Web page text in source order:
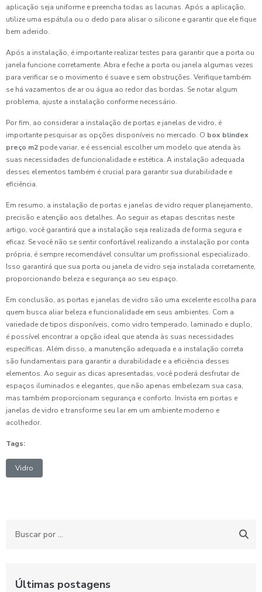
aplicação seja uniforme e preencha todas as lacunas. Após a aplicação,
utilize uma espátula ou o dedo para alisar o silicone e garantir que ele fique
bem aderido.
Após a instalação, é importante realizar testes para garantir que a porta ou
janela funcione corretamente. Abra e feche a porta ou janela algumas vezes
para verificar se o movimento é suave e sem obstruções. Verifique também
se há vazamentos de ar ou água ao redor das bordas. Se notar algum
problema, ajuste a instalação conforme necessário.
Por fim, ao considerar a instalação de portas e janelas de vidro, é
importante pesquisar as opções disponíveis no mercado. O box blindex
preço m2 pode variar, e é essencial escolher um modelo que atenda às
suas necessidades de funcionalidade e estética. A instalação adequada
desses elementos também é crucial para garantir sua durabilidade e
eficiência.
Em resumo, a instalação de portas e janelas de vidro requer planejamento,
precisão e atenção aos detalhes. Ao seguir as etapas descritas neste
artigo, você garantirá que a instalação seja realizada de forma segura e
eficaz. Se você não se sentir confortável realizando a instalação por conta
própria, é sempre recomendável consultar um profissional especializado.
Isso garantirá que sua porta ou janela de vidro seja instalada corretamente,
proporcionando beleza e segurança ao seu espaço.
Em conclusão, as portas e janelas de vidro são uma excelente escolha para
quem busca aliar beleza e funcionalidade em seus ambientes. Com a
variedade de tipos disponíveis, como vidro temperado, laminado e duplo,
é possível encontrar a opção ideal que atenda às suas necessidades
específicas. Além disso, a manutenção adequada e a instalação correta
são fundamentais para garantir a durabilidade e a eficiência desses
elementos. Ao seguir as dicas apresentadas, você poderá desfrutar de
espaços iluminados e elegantes, que não apenas embelezam sua casa,
mas também proporcionam segurança e conforto. Invista em portas e
janelas de vidro e transforme seu lar em um ambiente moderno e
acolhedor.
Tags:
Vidro
Últimas postagens